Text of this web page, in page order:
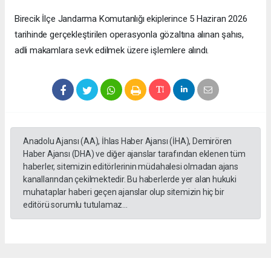
Birecik İlçe Jandarma Komutanlığı ekiplerince 5 Haziran 2026
tarihinde gerçekleştirilen operasyonla gözaltına alınan şahıs,
adli makamlara sevk edilmek üzere işlemlere alındı.
Anadolu Ajansı (AA), İhlas Haber Ajansı (İHA), Demirören
Haber Ajansı (DHA) ve diğer ajanslar tarafından eklenen tüm
haberler, sitemizin editörlerinin müdahalesi olmadan ajans
kanallarından çekilmektedir. Bu haberlerde yer alan hukuki
muhataplar haberi geçen ajanslar olup sitemizin hiç bir
editörü sorumlu tutulamaz...